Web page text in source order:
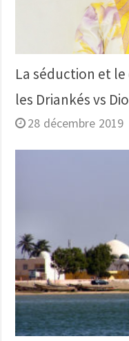
La séduction et
les Driankés vs
28 décembre 2019